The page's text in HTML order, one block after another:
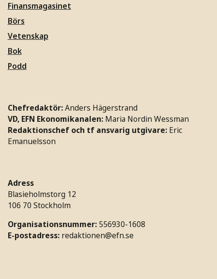
Finansmagasinet
Börs
Vetenskap
Bok
Podd
Chefredaktör:Anders Hägerstrand
VD, EFN Ekonomikanalen: Maria Nordin Wessman
Redaktionschef och tf ansvarig utgivare: Eric
Emanuelsson
Adress
Blasieholmstorg 12
106 70 Stockholm
Organisationsnummer: 556930-1608
E-postadress: redaktionen@efn.se